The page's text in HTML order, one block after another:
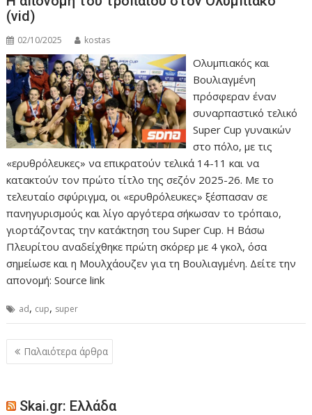
(vid)
02/10/2025 kostas
Ολυμπιακός και
Βουλιαγμένη
πρόσφεραν έναν
συναρπαστικό τελικό
Super Cup γυναικών
στο πόλο, με τις
«ερυθρόλευκες» να επικρατούν τελικά 14-11 και να
κατακτούν τον πρώτο τίτλο της σεζόν 2025-26. Με το
τελευταίο σφύριγμα, οι «ερυθρόλευκες» ξέσπασαν σε
πανηγυρισμούς και λίγο αργότερα σήκωσαν το τρόπαιο,
γιορτάζοντας την κατάκτηση του Super Cup. Η Βάσω
Πλευρίτου αναδείχθηκε πρώτη σκόρερ με 4 γκολ, όσα
σημείωσε και η Μουλχάουζεν για τη Βουλιαγμένη. Δείτε την
απονομή: Source link
ad, cup, super
Πλοήγηση
άρθρων
Παλαιότερα άρθρα
Skai.gr: Ελλάδα